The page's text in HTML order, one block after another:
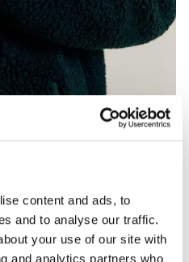
content and ads, to
and to analyse our traffic.
your use of our site with
and analytics partners who